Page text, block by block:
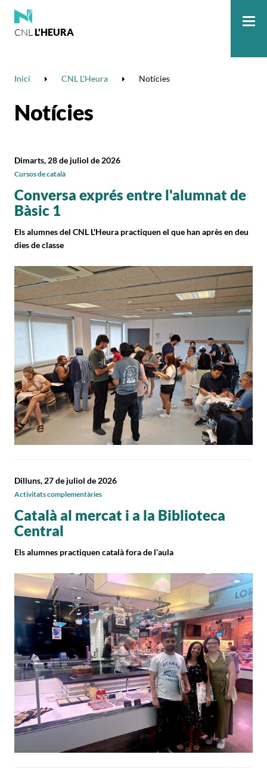
CNL L'HEURA
Inici CNL L'Heura Notícies
Notícies
Conversa exprés entre l'alumnat de
Bàsic 1
Els alumnes del CNL L'Heura practiquen el que han après en deu
dies de classe
Dimarts, 28 de juliol de 2026
Cursos de català
Català al mercat i a la Biblioteca
Central
Els alumnes practiquen català fora de l’aula
Dilluns, 27 de juliol de 2026
Activitats complementàries